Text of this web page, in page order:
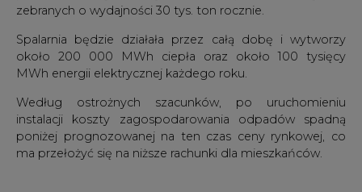
MWh energii elektrycznej każdego roku.
Według ostrożnych szacunków, po uruchomieniu
instalacji koszty zagospodarowania odpadów spadną
poniżej prognozowanej na ten czas ceny rynkowej, co
zobaczmy również: